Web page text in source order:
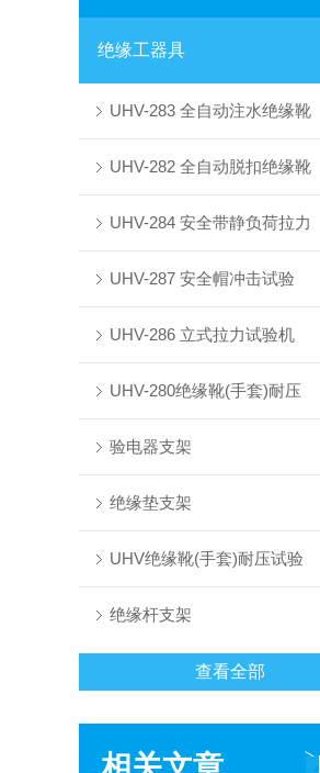
绝缘工器具
UHV-283 全自动注水绝缘靴
UHV-282 全自动脱扣绝缘靴
UHV-284 安全带静负荷拉力
UHV-287 安全帽冲击试验
UHV-286 立式拉力试验机
UHV-280绝缘靴(手套)耐压
验电器支架
绝缘垫支架
UHV绝缘靴(手套)耐压试验
绝缘杆支架
查看全部